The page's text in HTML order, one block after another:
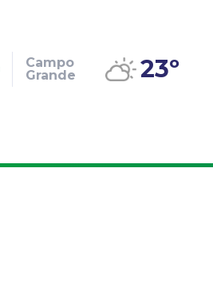
Campo
Grande
23º